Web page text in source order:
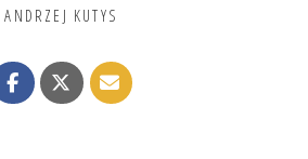
ANDRZEJ KUTYS